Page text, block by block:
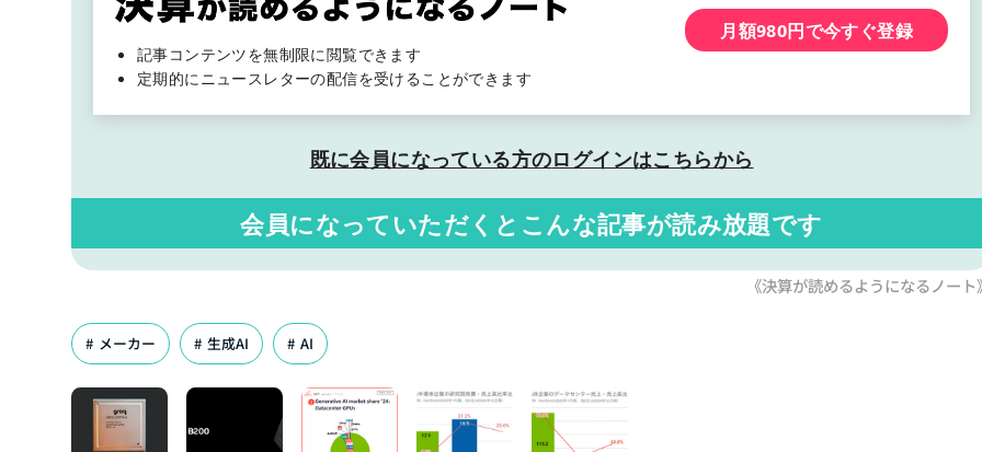
記事コンテンツを無制限に閲覧できます
定期的にニュースレターの配信を受けることができます
月額980円で今すぐ登録
既に会員になっている方のログインはこちらから
会員になっていただくと こんな記事が読み放題です
《決算が読めるようになるノート
メーカー 生成AI AI